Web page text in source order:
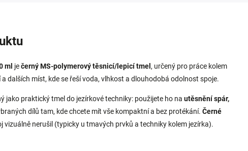
ml ječerný MS‑polymerový těsnicí/lepicí tmel , určený pro práce kolem
dalších míst, kde se řeší voda, vlhkost a dlouhodobá odolnost spoje.
jako praktický tmel do jezírkové techniky: použijete ho na utěsnění spár,
dílů tam, kde chcete mít vše kompaktní a bez protékání. Černé
vizuálně nerušil (typicky u tmavých prvků a techniky kolem jezírka).